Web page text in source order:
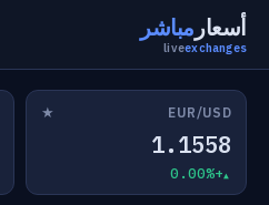
أسعار مباشر
liveexchanges
EUR/USD
★
1.1558
+0.00%